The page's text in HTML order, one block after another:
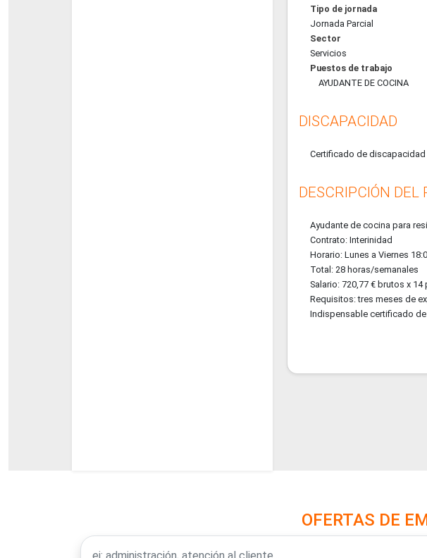
Tipo de jornada
Jornada Parcial
Sector
Servicios
Puestos de trabajo
AYUDANTE DE COCINA
DISCAPACIDAD
Certificado de discapacidad
DESCRIPCIÓN DEL
Ayudante de cocina para
Contrato: Interinidad
Horario: Lunes a Viernes
Total: 28 horas/semanales
Salario: 720,77 € brutos x 14
Requisitos: tres meses de
Indispensable certificado
OFERTAS DE